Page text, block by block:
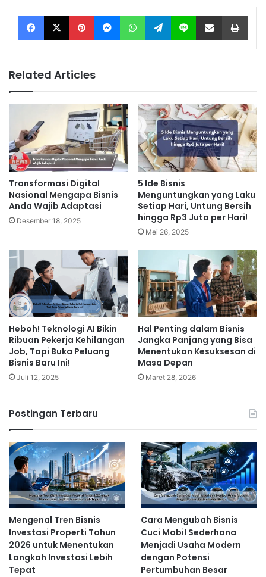
Facebook X Pinterest Messenger WhatsApp Telegram Line Share via Email
Related Articles
Transformasi Digital
Nasional Mengapa Bisnis
Anda Wajib Adaptasi
Desember 18, 2025
5 Ide Bisnis
Menguntungkan yang Laku
Setiap Hari, Untung Bersih
hingga Rp3 Juta per Hari!
Mei 26, 2025
Heboh! Teknologi AI Bikin
Ribuan Pekerja Kehilangan
Job, Tapi Buka Peluang
Bisnis Baru Ini!
Juli 12, 2025
Hal Penting dalam Bisnis
Jangka Panjang yang Bisa
Menentukan Kesuksesan di
Masa Depan
Maret 28, 2026
Postingan Terbaru
Mengenal Tren Bisnis
Investasi Properti Tahun
2026 untuk Menentukan
Langkah Investasi Lebih
Tepat
Cara Mengubah Bisnis
Cuci Mobil Sederhana
Menjadi Usaha Modern
dengan Potensi
Pertumbuhan Besar